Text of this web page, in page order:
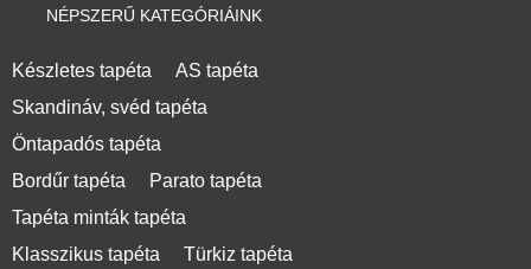
NÉPSZERŰ KATEGÓRIÁINK
Készletes tapéta
AS tapéta
Skandináv, svéd tapéta
Öntapadós tapéta
Bordűr tapéta
Parato tapéta
Tapéta minták tapéta
Klasszikus tapéta
Türkiz tapéta